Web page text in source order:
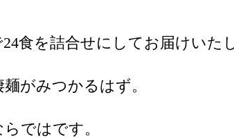
食を詰合せにしてお届けいた
がみつかるはず。
ではです。